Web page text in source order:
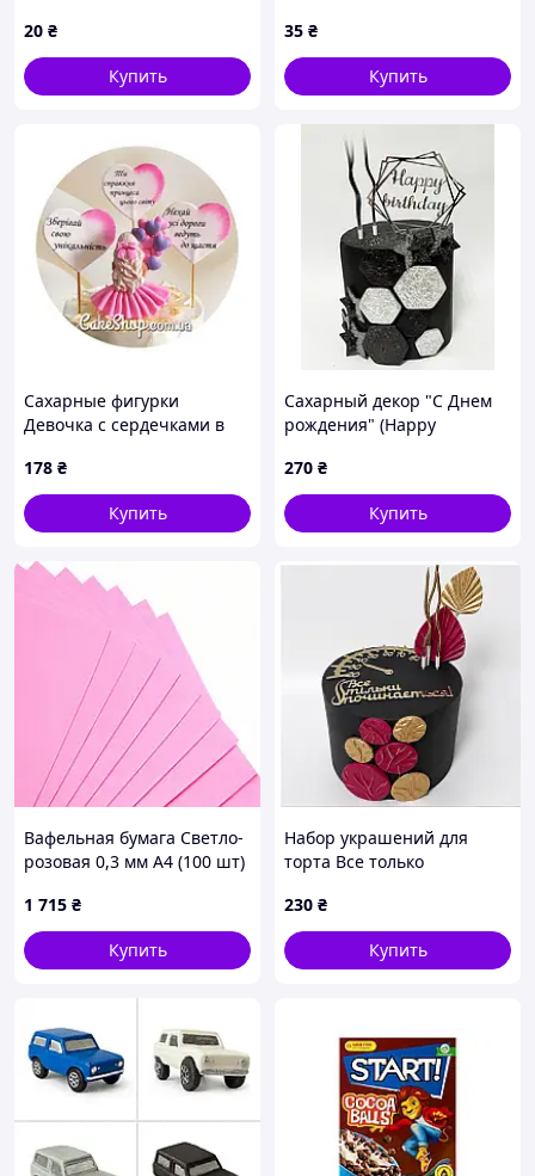
20 ₴
Купить
на торт
35 ₴
Купить
Сахарные фигурки
Девочка с сердечками в
KD
178 ₴
Купить
Сахарный декор "С Днем
рождения" (Happy
набор для торта
кондитерский ТМ
Кондекортех
270 ₴
Купить
Вафельная бумага Светло-
розовая 0,3 мм А4 (100 шт)
1 715 ₴
Купить
Набор украшений для
торта Все только
230 ₴
Купить